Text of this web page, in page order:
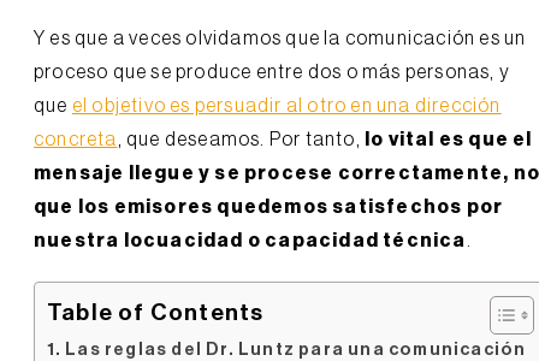
Y es que a veces olvidamos que la comunicación es un
proceso que se produce entre dos o más personas, y
que el objetivo es persuadir al otro en una dirección
concreta, que deseamos. Por tanto,
lo vital es que el
mensaje llegue y se procese correctamente,
que los emisores quedemos satisfechos por
nuestra locuacidad o capacidad técnica.
Table of Contents
Las reglas del Dr. Luntz para una comunicación